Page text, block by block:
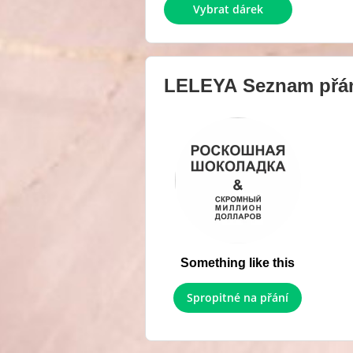
Vybrat dárek
LELEYA Seznam
Something like this
Spropitné na přání